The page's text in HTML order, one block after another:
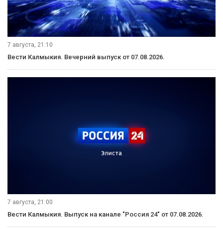
7 августа, 21:10
Вести Калмыкия. Вечерний выпуск от 07.08.2026.
7 августа, 21:00
Вести Калмыкия. Выпуск на канале "Россия 24" от 07.08.2026.